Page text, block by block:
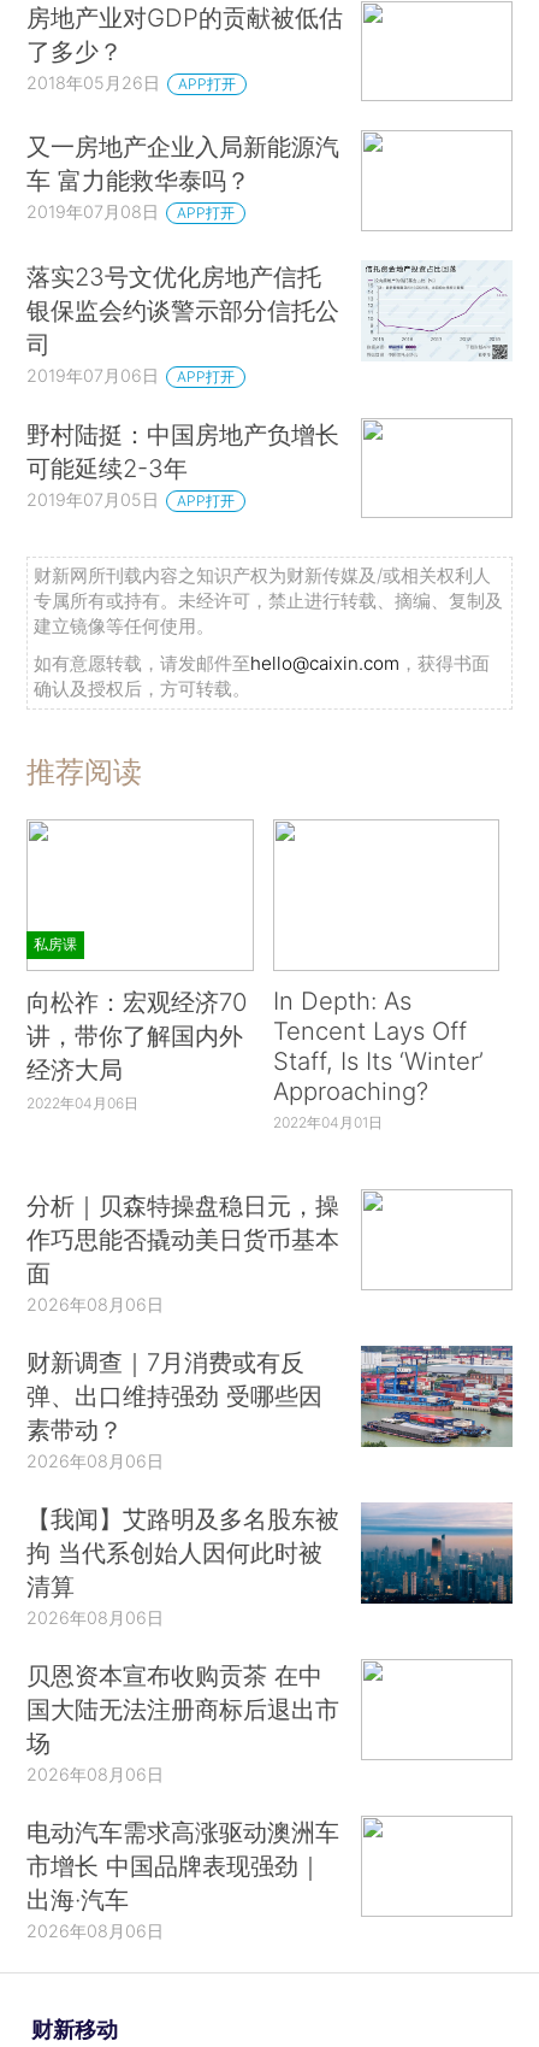
房地产业对GDP的贡献被低估
了多少？
2018年05月26日 APP打开
又一房地产企业入局新能源汽
车 富力能救华泰吗？
2019年07月08日 APP打开
落实23号文优化房地产信托
银保监会约谈警示部分信托公
司
2019年07月06日 APP打开
野村陆挺：中国房地产负增长
可能延续2-3年
2019年07月05日 APP打开
财新网所刊载内容之知识产权为财新传媒及/或相关权利人
专属所有或持有。未经许可，禁止进行转载、摘编、复制及
建立镜像等任何使用。
如有意愿转载，请发邮件至hello@caixin.com ，获得书面
确认及授权后，方可转载。
推荐阅读
私房课
向松祚：宏观经济70
讲，带你了解国内外
经济大局
2022年04月06日
In Depth: As
Tencent Lays Off
Staff, Is Its ‘Winter’
Approaching?
2022年04月01日
分析｜贝森特操盘稳日元，操
作巧思能否撬动美日货币基本
面
2026年08月06日
财新调查｜7月消费或有反
弹、出口维持强劲 受哪些因
素带动？
2026年08月06日
【我闻】艾路明及多名股东被
拘 当代系创始人因何此时被
清算
2026年08月06日
贝恩资本宣布收购贡茶 在中
国大陆无法注册商标后退出市
场
2026年08月06日
电动汽车需求高涨驱动澳洲车
市增长 中国品牌表现强劲｜
出海·汽车
2026年08月06日
财新移动